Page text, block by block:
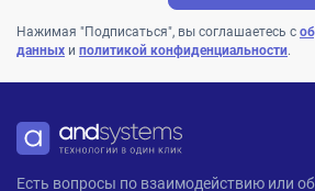
Нажимая "Подписаться", вы соглашаетесь с
данных и политикой конфиденциальности.
ANDPRO
Есть вопросы по взаимодействию или